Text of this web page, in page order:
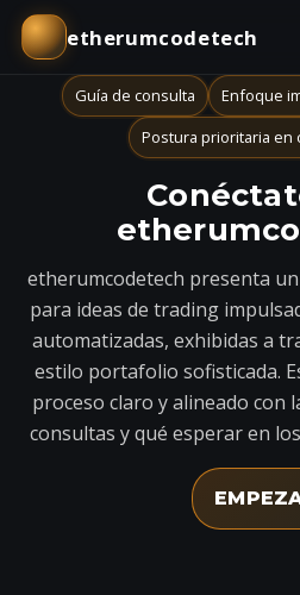
etherumcodetech
Guía de consulta
Enfoque
Postura prioritaria en
etherumcodetech presenta
para ideas de trading
automatizadas, exhibidas a
estilo portafolio sofisticada.
proceso claro y alineado con
consultas y qué esperar en